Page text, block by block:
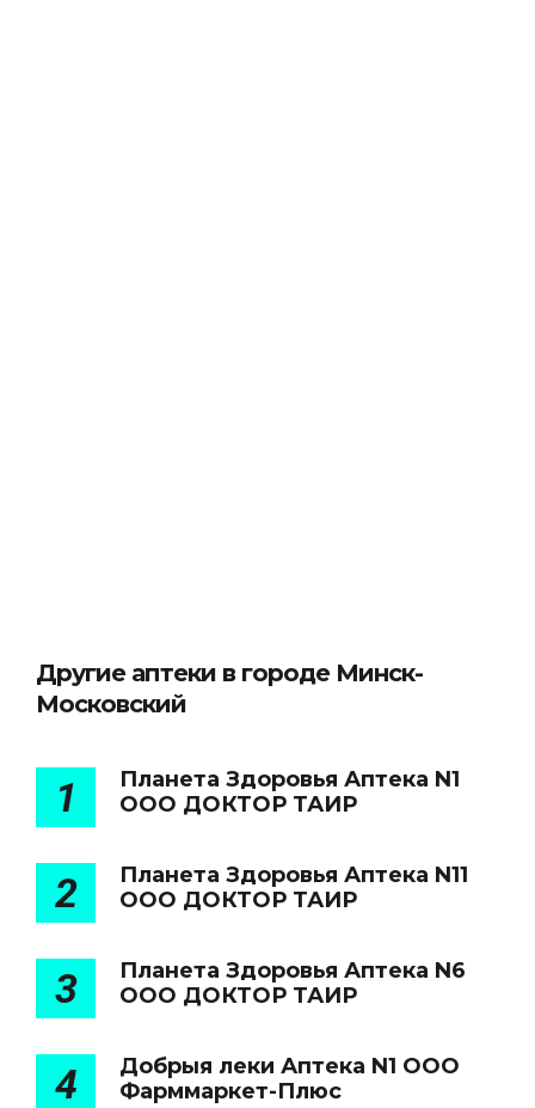
Другие аптеки в городе Минск-
Московский
1
Планета Здоровья Аптека N1
ООО ДОКТОР ТАИР
2
Планета Здоровья Аптека N11
ООО ДОКТОР ТАИР
3
Планета Здоровья Аптека N6
ООО ДОКТОР ТАИР
4
Добрыя леки Аптека N1 ООО
Фарммаркет-Плюс